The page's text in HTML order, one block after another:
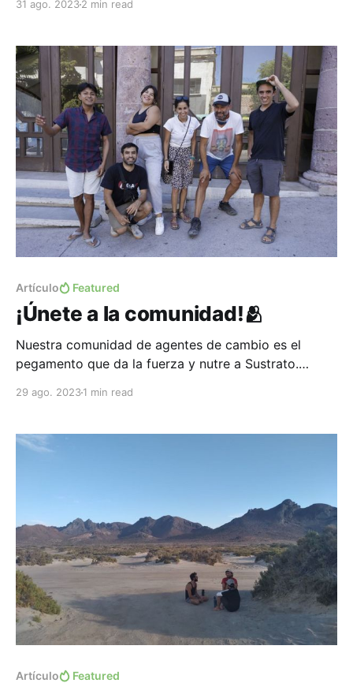
comunitario y regeneración del planeta.
31 ago. 20232 min read
Artículo Featured
¡Únete a la comunidad!🫂
Nuestra comunidad de agentes de cambio es el
pegamento que da la fuerza y nutre a Sustrato.
personal, social y ecológica es más fácil y se siente
puedo participar en la comunidad? Puedes revisar
29 ago. 20231 min read
Artículo Featured